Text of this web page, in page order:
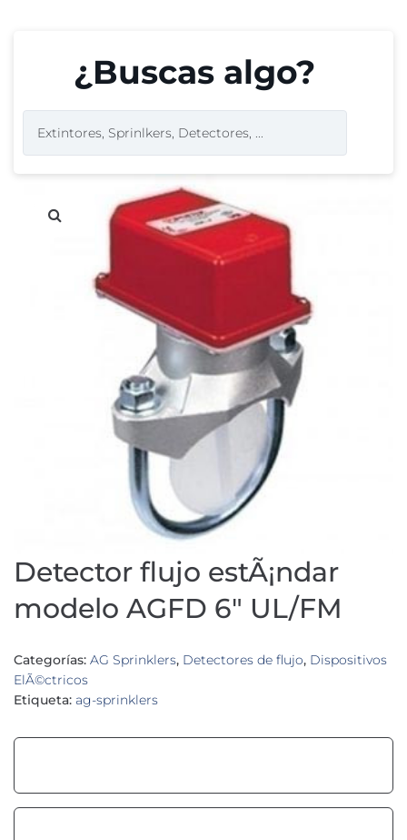
¿Buscas algo?
Detector flujo estÃ¡ndar
modelo AGFD 6″ UL/FM
Categorías: AG Sprinklers, Detectores de flujo, Dispositivos
ElÃ©ctricos
Etiqueta: ag-sprinklers